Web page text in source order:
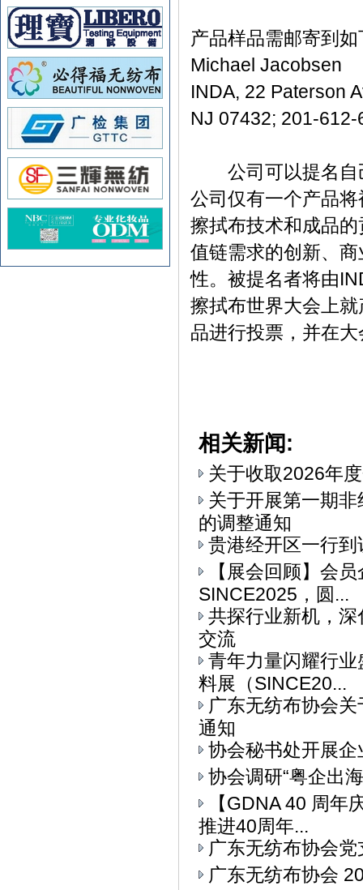
产品样品需邮寄到
Michael Jacobsen
INDA, 22 Paterson
NJ 07432; 201-612-
公司可以提名自
公司仅有一个产品
擦拭布技术和成品
值链需求的创新、
性。被提名者将由
擦拭布世界大会上
品进行投票，并在
相关新闻:
关于收取2026年
关于开展第一期
的调整通知
贵港经开区一行
【展会回顾】会
SINCE2025，圆...
共探行业新机，
交流
青年力量闪耀行
料展（SINCE20...
广东无纺布协会
通知
协会秘书处开展
协会调研“粤企出
【GDNA 40 周
推进40周年...
广东无纺布协会
广东无纺布协会